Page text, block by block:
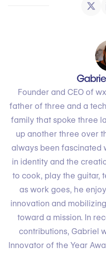
Founder and CEO of
father of three and a
family that spoke three
up another three over
always been fascinated
in identity and the
to cook, play the guitar,
as work goes, he
innovation and
toward a mission. In
contributions, Gabriel
Innovator of the Year